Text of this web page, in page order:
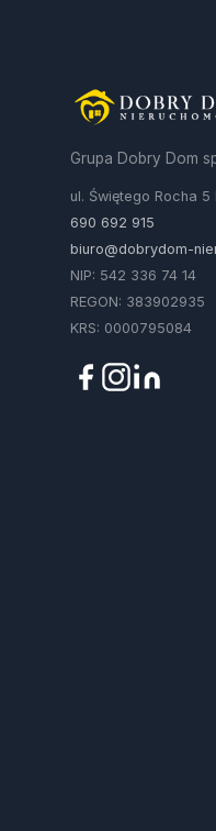
Grupa Dobry Dom
ul. Świętego Rocha
690 692 915
biuro@dobrydom-
NIP: 542 336 74 14
REGON: 383902935
KRS: 0000795084